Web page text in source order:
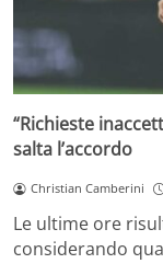
“Richieste
salta l’accordo
Christian Camberini
Le ultime ore
considerando